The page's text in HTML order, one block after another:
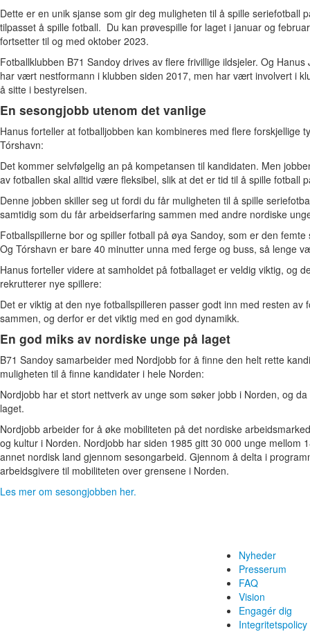
Dette er en unik sjanse som gir deg muligheten til å spille seriefotball
tilpasset å spille fotball. Du kan prøvespille for laget i januar og
fortsetter til og med oktober 2023.
Fotballklubben B71 Sandoy drives av flere frivillige ildsjeler. Og
har vært nestformann i klubben siden 2017, men har vært involvert i
å sitte i bestyrelsen.
En sesongjobb utenom det vanlige
Hanus forteller at fotballjobben kan kombineres med flere forskjellige
Tórshavn:
Det kommer selvfølgelig an på kompetansen til kandidaten. Men
av fotballen skal alltid være fleksibel, slik at det er tid til å spille fotball
Denne jobben skiller seg ut fordi du får muligheten til å spille
samtidig som du får arbeidserfaring sammen med andre nordiske
Fotballspillerne bor og spiller fotball på øya Sandoy, som er den
Og Tórshavn er bare 40 minutter unna med ferge og buss, så lenge
Hanus forteller videre at samholdet på fotballaget er veldig viktig, og
rekrutterer nye spillere:
Det er viktig at den nye fotballspilleren passer godt inn med resten av
sammen, og derfor er det viktig med en god dynamikk.
En god miks av nordiske unge på laget
B71 Sandoy samarbeider med Nordjobb for å finne den helt rette
muligheten til å finne kandidater i hele Norden:
Nordjobb har et stort nettverk av unge som søker jobb i Norden, og
laget.
Nordjobb arbeider for å øke mobiliteten på det nordiske
og kultur i Norden. Nordjobb har siden 1985 gitt 30 000 unge mellom
annet nordisk land gjennom sesongarbeid. Gjennom å delta i
arbeidsgivere til mobiliteten over grensene i Norden.
Les mer om sesongjobben her.
Nyheder
Presserum
FAQ
Vision
Engagér dig
Integritetspolicy